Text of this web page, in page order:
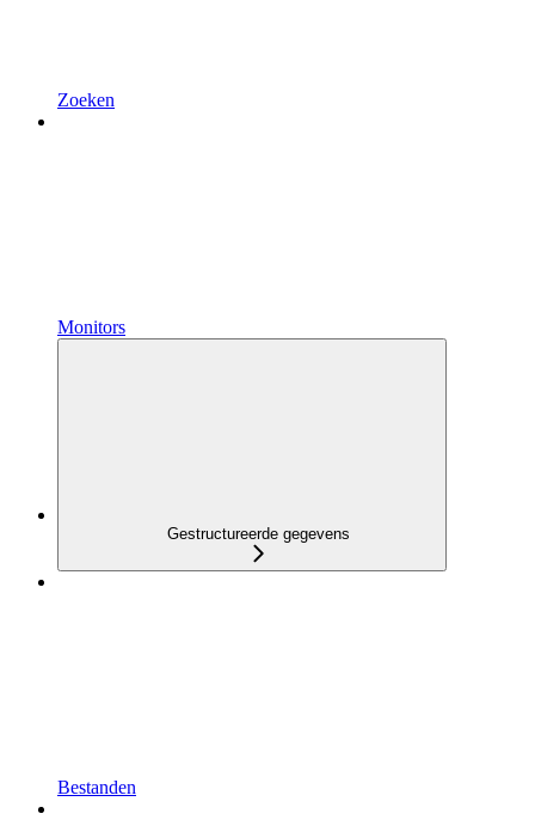
Zoeken
Monitors
Gestructureerde gegevens
Bestanden